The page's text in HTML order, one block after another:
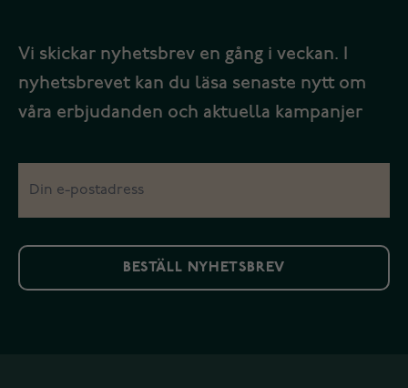
Vi skickar nyhetsbrev en gång i veckan. I
nyhetsbrevet kan du läsa senaste nytt om
våra erbjudanden och aktuella kampanjer
BESTÄLL NYHETSBREV